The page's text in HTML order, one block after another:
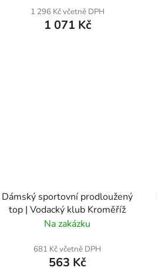
1 296 Kč včetně DPH
1 071 Kč
Dámský sportovní prodloužený
top | Vodacký klub Kroměříž
Na zakázku
681 Kč včetně DPH
563 Kč